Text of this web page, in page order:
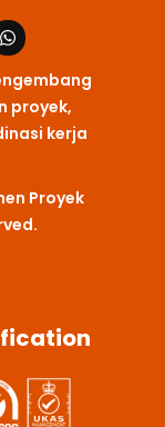
W
h
t
s
a
p
proyek,
kerja
Proyek